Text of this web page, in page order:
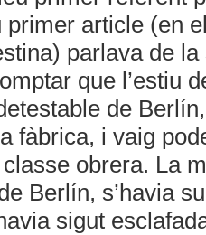
article (en
parlava de
que l’estiu
de
fàbrica, i vaig
classe obrera. La
Berlín, s’havia
sigut